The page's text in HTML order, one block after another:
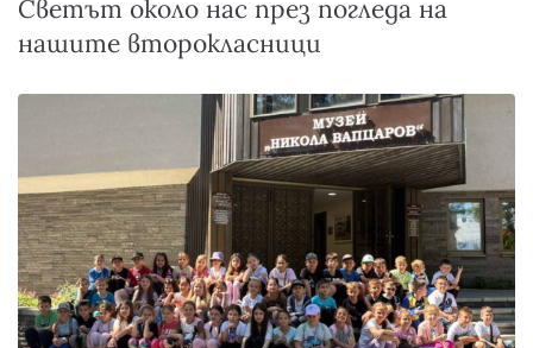
Светът около нас през погледа на
нашите второкласници